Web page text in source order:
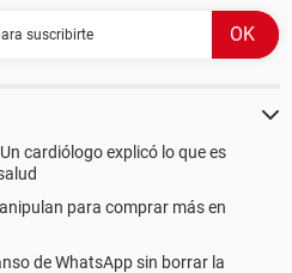
cardiólogo explicó lo que es
para comprar más en
de WhatsApp sin borrar la